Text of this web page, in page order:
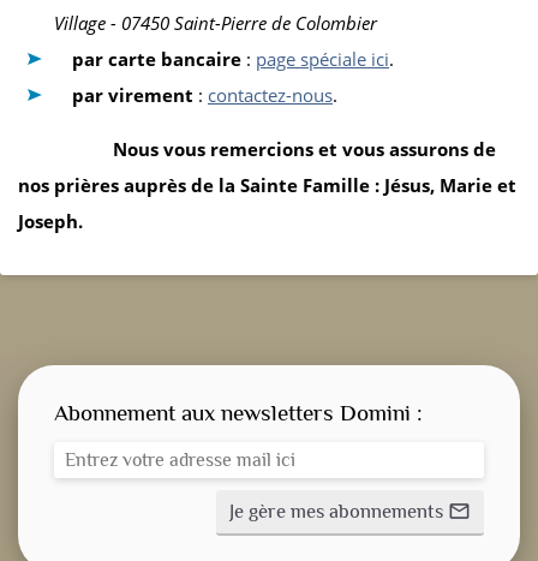
Village - 07450 Saint-Pierre de Colombier
par carte bancaire : page spéciale ici.
par virement : contactez-nous.
Nous vous remercions et vous assurons de
nos prières auprès de la Sainte Famille : Jésus, Marie et
Joseph.
Abonnement aux newsletters Domini :
Je gère mes abonnements mail_outline